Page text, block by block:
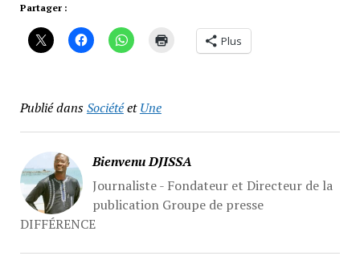
Partager :
Plus
Publié dansSociétéetUne
Bienvenu DJISSA
Journaliste - Fondateur et Directeur de la
publication Groupe de presse
DIFFÉRENCE